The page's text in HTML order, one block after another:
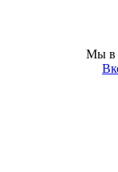
Мы в